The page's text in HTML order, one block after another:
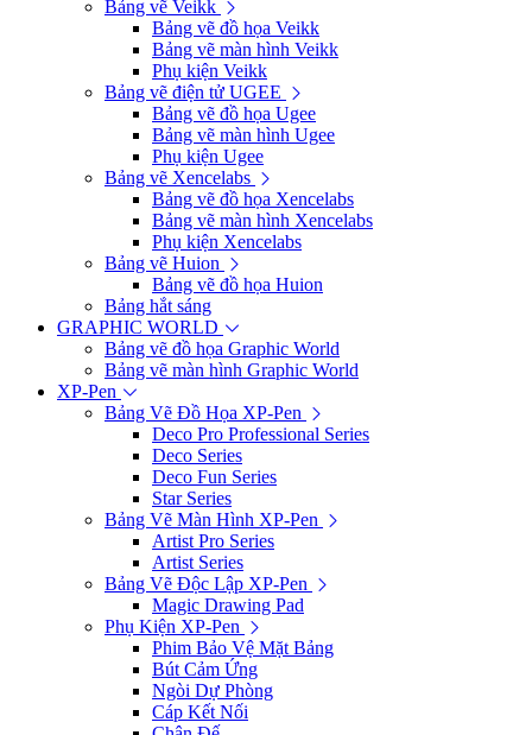
Bảng vẽ Veikk
Bảng vẽ đồ họa Veikk
Bảng vẽ màn hình Veikk
Phụ kiện Veikk
Bảng vẽ điện tử UGEE
Bảng vẽ đồ họa Ugee
Bảng vẽ màn hình Ugee
Phụ kiện Ugee
Bảng vẽ Xencelabs
Bảng vẽ đồ họa Xencelabs
Bảng vẽ màn hình Xencelabs
Phụ kiện Xencelabs
Bảng vẽ Huion
Bảng vẽ đồ họa Huion
Bảng hắt sáng
GRAPHIC WORLD
Bảng vẽ đồ họa Graphic World
Bảng vẽ màn hình Graphic World
XP-Pen
Bảng Vẽ Đồ Họa XP-Pen
Deco Pro Professional Series
Deco Series
Deco Fun Series
Star Series
Bảng Vẽ Màn Hình XP-Pen
Artist Pro Series
Artist Series
Bảng Vẽ Độc Lập XP-Pen
Magic Drawing Pad
Phụ Kiện XP-Pen
Phim Bảo Vệ Mặt Bảng
Bút Cảm Ứng
Ngòi Dự Phòng
Cáp Kết Nối